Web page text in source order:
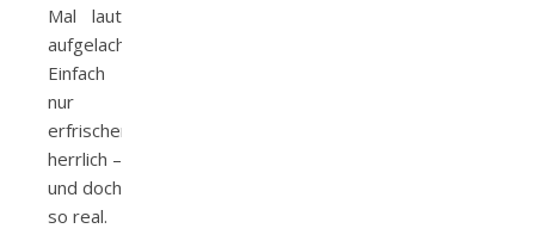
Mal laut
aufgelacht.
Einfach
nur
erfrischend
herrlich –
und doch
so real.